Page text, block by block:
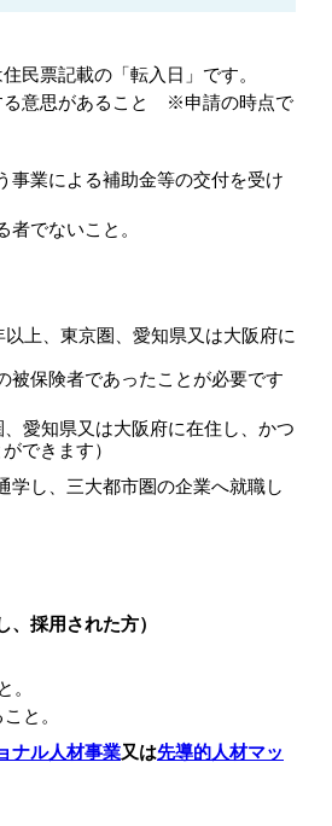
民票記載の「転入日」です。
る意思があること
※申請の時点で
事業による補助金等の交付を受け
でないこと。
上、東京圏、愛知県又は大阪府に
被保険者であったことが必要です
愛知県又は大阪府に在住し、かつ
できます）
し、三大都市圏の企業へ就職し
採用された方）
。
と。
ナル人材事業又は先導的人材マッ